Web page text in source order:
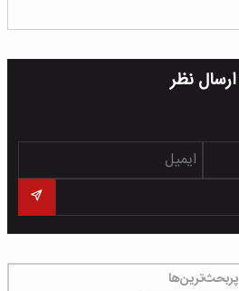
ارسال نظر
پربحث‌ترین‌ها